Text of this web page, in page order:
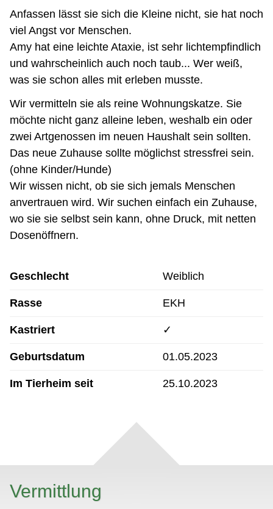
Anfassen lässt sie sich die Kleine nicht, sie hat noch
viel Angst vor Menschen.
Amy hat eine leichte Ataxie, ist sehr lichtempfindlich
und wahrscheinlich auch noch taub... Wer weiß,
was sie schon alles mit erleben musste.
Wir vermitteln sie als reine Wohnungskatze. Sie
möchte nicht ganz alleine leben, weshalb ein oder
zwei Artgenossen im neuen Haushalt sein sollten.
Das neue Zuhause sollte möglichst stressfrei sein.
(ohne Kinder/Hunde)
Wir wissen nicht, ob sie sich jemals Menschen
anvertrauen wird. Wir suchen einfach ein Zuhause,
wo sie sie selbst sein kann, ohne Druck, mit netten
Dosenöffnern.
Geschlecht Weiblich
Rasse EKH
Kastriert ✓
Geburtsdatum 01.05.2023
Im Tierheim seit 25.10.2023
Vermittlung